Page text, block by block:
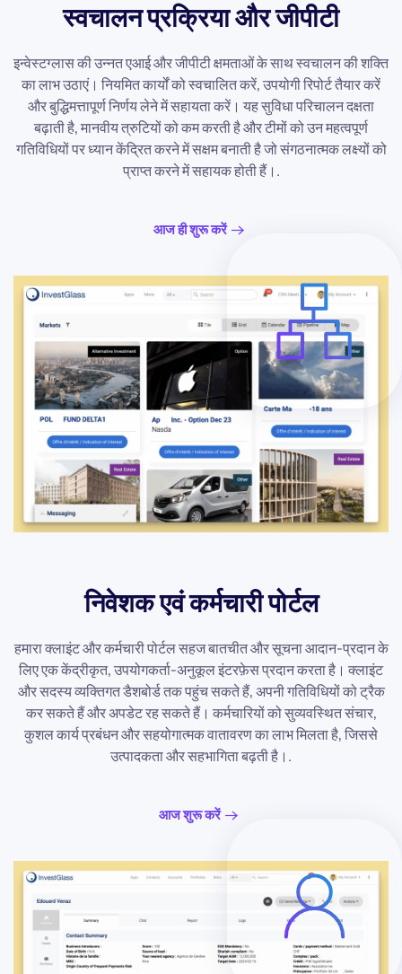
स्वचालन प्रक्रिया और जीपीटी
इन्वेस्टग्लास की उन्नत एआई और जीपीटी क्षमताओं के साथ स्वचालन की शक्ति
का लाभ उठाएं। नियमित कार्यों को स्वचालित करें, उपयोगी रिपोर्ट तैयार करें
और बुद्धिमत्तापूर्ण निर्णय लेने में सहायता करें। यह सुविधा परिचालन दक्षता
बढ़ाती है, मानवीय त्रुटियों को कम करती है और टीमों को उन महत्वपूर्ण
गतिविधियों पर ध्यान केंद्रित करने में सक्षम बनाती है जो संगठनात्मक लक्ष्यों को
प्राप्त करने में सहायक होती हैं।.
आज ही शुरू करें
निवेशक एवं कर्मचारी पोर्टल
हमारा क्लाइंट और कर्मचारी पोर्टल सहज बातचीत और सूचना आदान-प्रदान के
लिए एक केंद्रीकृत, उपयोगकर्ता-अनुकूल इंटरफ़ेस प्रदान करता है। क्लाइंट
और सदस्य व्यक्तिगत डैशबोर्ड तक पहुंच सकते हैं, अपनी गतिविधियों को ट्रैक
कर सकते हैं और अपडेट रह सकते हैं। कर्मचारियों को सुव्यवस्थित संचार,
कुशल कार्य प्रबंधन और सहयोगात्मक वातावरण का लाभ मिलता है, जिससे
उत्पादकता और सहभागिता बढ़ती है।.
आज शुरू करें